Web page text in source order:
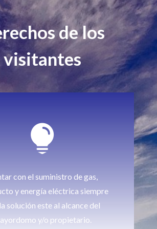
de los
visitantes

con el suministro de gas,
y energía eléctrica siempre
solución este al alcance del
y/o propietario.